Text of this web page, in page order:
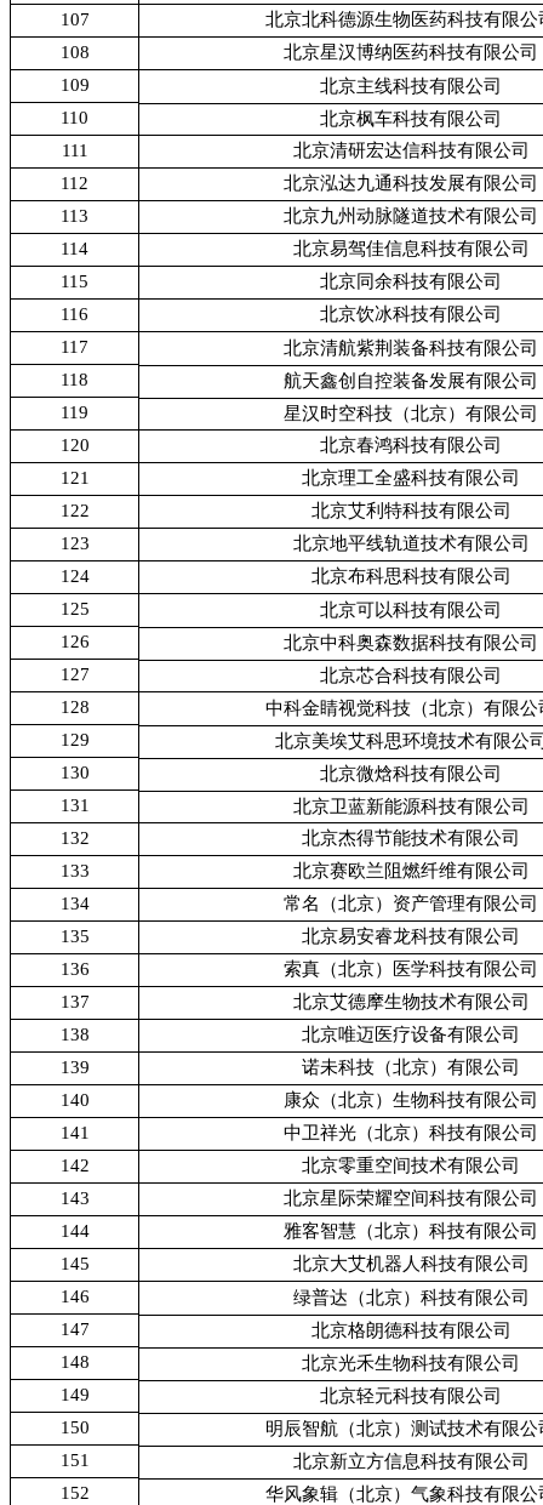
107
北京北科德源生物医药科技有限公
108
北京星汉博纳医药科技有限公司
109
北京主线科技有限公司
110
北京枫车科技有限公司
111
北京清研宏达信科技有限公司
112
北京泓达九通科技发展有限公司
113
北京九州动脉隧道技术有限公司
114
北京易驾佳信息科技有限公司
115
北京同余科技有限公司
116
北京饮冰科技有限公司
117
北京清航紫荆装备科技有限公司
118
航天鑫创自控装备发展有限公司
119
星汉时空科技（北京）有限公司
120
北京春鸿科技有限公司
121
北京理工全盛科技有限公司
122
北京艾利特科技有限公司
123
北京地平线轨道技术有限公司
124
北京布科思科技有限公司
125
北京可以科技有限公司
126
北京中科奥森数据科技有限公司
127
北京芯合科技有限公司
128
中科金睛视觉科技（北京）有限公
129
北京美埃艾科思环境技术有限公
130
北京微焓科技有限公司
131
北京卫蓝新能源科技有限公司
132
北京杰得节能技术有限公司
133
北京赛欧兰阻燃纤维有限公司
134
常名（北京）资产管理有限公司
135
北京易安睿龙科技有限公司
136
索真（北京）医学科技有限公司
137
北京艾德摩生物技术有限公司
138
北京唯迈医疗设备有限公司
139
诺未科技（北京）有限公司
140
康众（北京）生物科技有限公司
141
中卫祥光（北京）科技有限公司
142
北京零重空间技术有限公司
143
北京星际荣耀空间科技有限公司
144
雅客智慧（北京）科技有限公司
145
北京大艾机器人科技有限公司
146
绿普达（北京）科技有限公司
147
北京格朗德科技有限公司
148
北京光禾生物科技有限公司
149
北京轻元科技有限公司
150
明辰智航（北京）测试技术有限公
151
北京新立方信息科技有限公司
152
华风象辑（北京）气象科技有限公